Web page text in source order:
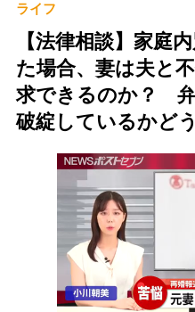
ライフ
【法律相談】家庭
た場合、妻は夫と
求できるのか？
破綻しているかど